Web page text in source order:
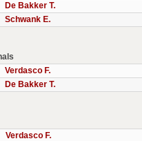
De Bakker T.
Schwank E.
Verdasco F.
De Bakker T.
Verdasco F.